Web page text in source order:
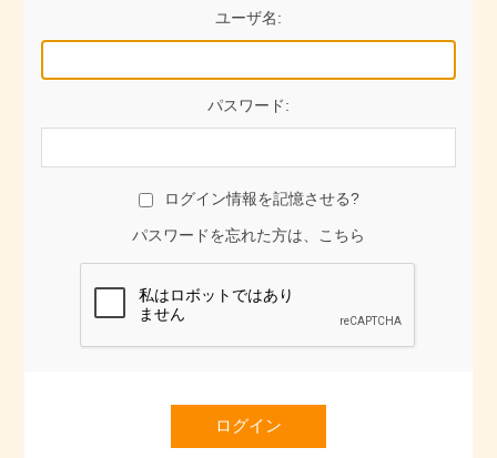
ユーザ名:
パスワード:
ログイン情報を記憶させる?
パスワードを忘れた方は、こちら
ログイン